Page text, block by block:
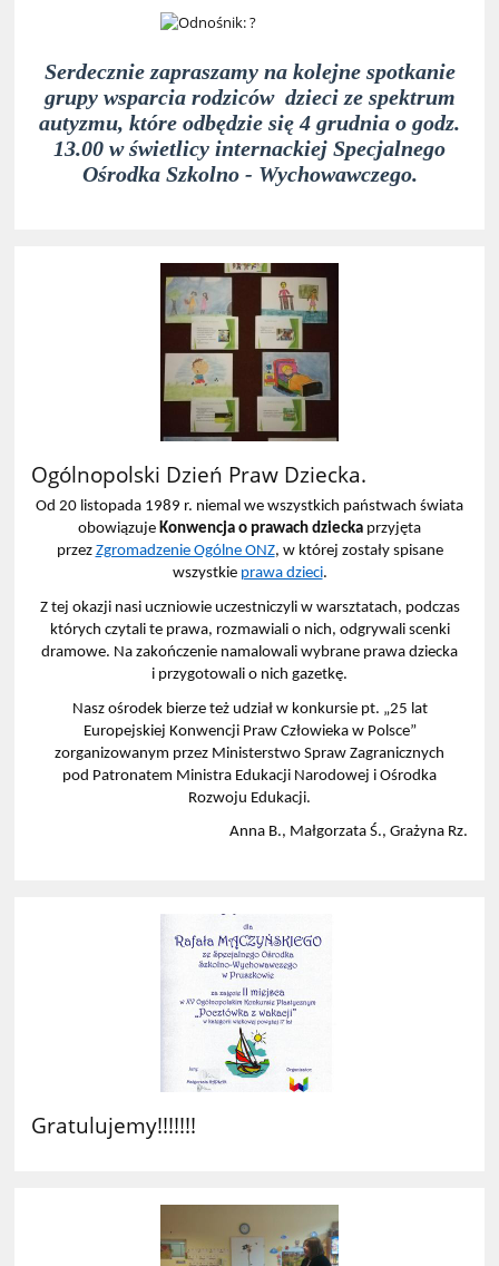
Serdecznie zapraszamy na kolejne spotkanie
grupy wsparcia rodziców dzieci ze spektrum
autyzmu, które odbędzie się 4 grudnia o godz.
13.00 w świetlicy internackiej Specjalnego
Ośrodka Szkolno - Wychowawczego.
Ogólnopolski Dzień Praw Dziecka.
Od 20 listopada 1989 r. niemal we wszystkich państwach świata
obowiązuje Konwencja o prawach dziecka przyjęta
przez Zgromadzenie Ogólne ONZ, w której zostały spisane
wszystkie prawa dzieci.
Z tej okazji nasi uczniowie uczestniczyli w warsztatach, podczas
których czytali te prawa, rozmawiali o nich, odgrywali scenki
dramowe. Na zakończenie namalowali wybrane prawa dziecka
i przygotowali o nich gazetkę.
Nasz ośrodek bierze też udział w konkursie pt. „25 lat
Europejskiej Konwencji Praw Człowieka w Polsce”
zorganizowanym przez Ministerstwo Spraw Zagranicznych
pod Patronatem Ministra Edukacji Narodowej i Ośrodka
Rozwoju Edukacji.
Anna B., Małgorzata Ś., Grażyna Rz.
Gratulujemy!!!!!!!